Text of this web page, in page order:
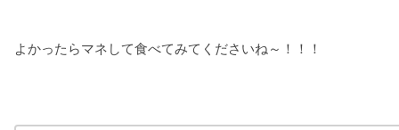
よかったらマネして食べてみてくださいね～！！！